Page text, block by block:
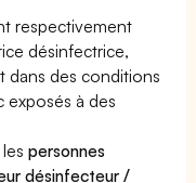
respectivement
désinfectrice,
dans des conditions
exposés à des
lespersonnes
désinfecteur /